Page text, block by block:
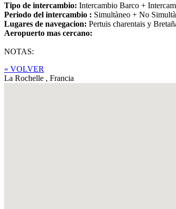
Tipo de intercambio: Intercambio Barco +
Periodo del intercambio : Simultàneo + No
Lugares de navegacion: Pertuis charentais y
Aeropuerto mas cercano:
NOTAS:
« VOLVER
La Rochelle , Francia